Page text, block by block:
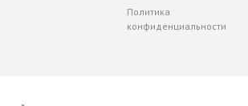
Политика
конфиденциальности